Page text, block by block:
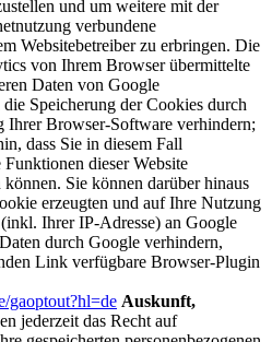
und um weitere mit der
verbundene
Websitebetreiber zu erbringen. Die
von Ihrem Browser übermittelte
Daten von Google
Speicherung der Cookies durch
Ihrer Browser-Software verhindern;
dass Sie in diesem Fall
dieser Website
Sie können darüber hinaus
erzeugten und auf Ihre Nutzung
Ihrer IP-Adresse) an Google
durch Google verhindern,
Link verfügbare Browser-Plugin
gaoptout?hl=de Auskunft,
jederzeit das Recht auf